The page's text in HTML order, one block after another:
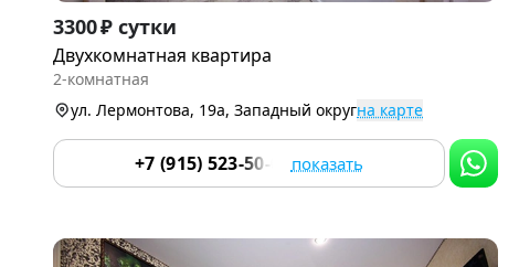
Item
1
of
9
3300 ₽ сутки
Двухкомнатная квартира
2-комнатная
ул. Лермонтова, 19а, Западный округна карте
+7 (915) 523-50-05 показать